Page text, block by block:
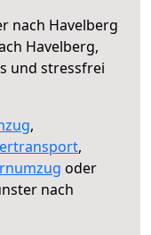
nach Havelberg
Havelberg,
und stressfrei
,
,
oder
nach